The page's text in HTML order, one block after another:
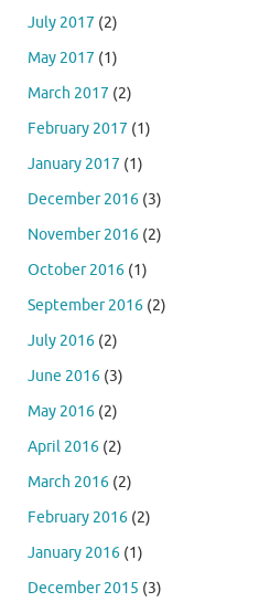
July 2017 (2)
May 2017 (1)
March 2017 (2)
February 2017 (1)
January 2017 (1)
December 2016 (3)
November 2016 (2)
October 2016 (1)
September 2016 (2)
July 2016 (2)
June 2016 (3)
May 2016 (2)
April 2016 (2)
March 2016 (2)
February 2016 (2)
January 2016 (1)
December 2015 (3)